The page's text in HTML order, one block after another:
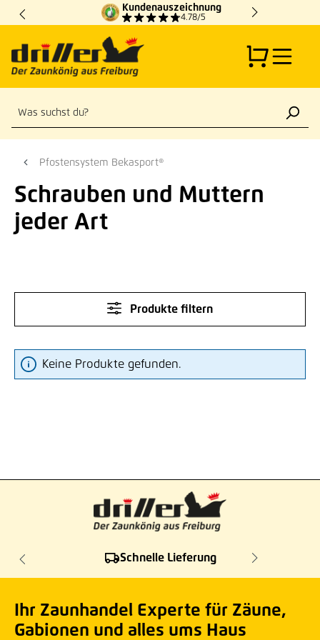
Zum Hauptinhalt springen
Kundenauszeichnung
4.78/5
Pfostensystem Bekasport®
Schrauben und Muttern
jeder Art
Produkte filtern
Keine Produkte gefunden.
Schnelle Lieferung
Ihr Zaunhandel Experte für Zäune,
Gabionen und alles ums Haus